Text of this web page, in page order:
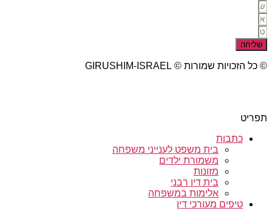
שליחה
© כל הזכויות שמורות © GIRUSHIM-ISRAEL
תפריט
כתבות
בית משפט לענייני משפחה
משמורת ילדים
מזונות
בית דין רבני
אלימות במשפחה
טיפים מעורכי דין